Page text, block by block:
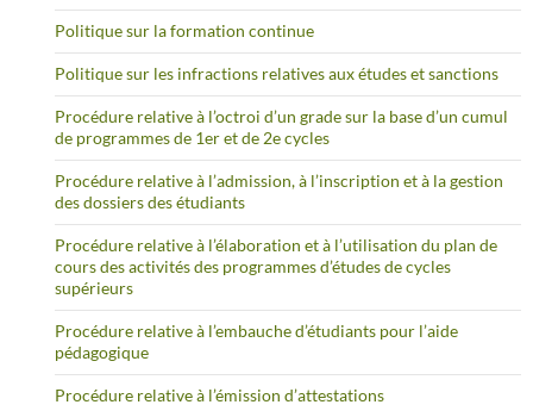
Politique sur la formation continue
Politique sur les infractions relatives aux études et sanctions
Procédure relative à l’octroi d’un grade sur la base d’un cumul
de programmes de 1er et de 2e cycles
Procédure relative à l’admission, à l’inscription et à la gestion
des dossiers des étudiants
Procédure relative à l’élaboration et à l’utilisation du plan de
cours des activités des programmes d’études de cycles
supérieurs
Procédure relative à l’embauche d’étudiants pour l’aide
pédagogique
Procédure relative à l’émission d’attestations